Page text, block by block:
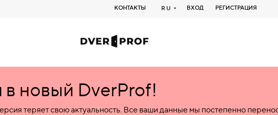
КОНТАКТЫ RU ВХОД РЕГИСТРАЦИЯ
новый DverProf!
теряет свою актуальность. Все ваши данные мы постепенно